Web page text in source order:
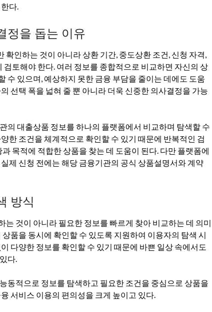
다.
정을 돕는 이유
인하는 것이 아니라 상환 기간, 중도상환 조건, 신청 자격,
검토해야 한다. 여러 정보를 종합적으로 비교하면 자신의 상
수 있으며, 예상하지 못한 금융 부담을 줄이는 데에도 도움
선택 폭을 넓혀 줄 뿐 아니라 더욱 신중한 의사결정을 가능
의 대출상품 정보를 하나의 플랫폼에서 비교하며 탐색할 수
한 조건을 체계적으로 확인할 수 있기 때문에 반복적인 검
목적에 적합한 상품을 찾는 데 도움이 된다. 다만 플랫폼에
제 신청 전에는 해당 금융기관의 공식 상품설명서와 계약
방식
는 것이 아니라 필요한 정보를 빠르게 찾아 비교하는 데 의미
품을 동시에 확인할 수 있도록 지원하여 이용자의 탐색 시
다양한 정보를 확인할 수 있기 때문에 바쁜 일상 속에서도
다.
동적으로 정보를 탐색하고 필요한 조건을 중심으로 상품을
서비스 이용의 편의성을 크게 높이고 있다.